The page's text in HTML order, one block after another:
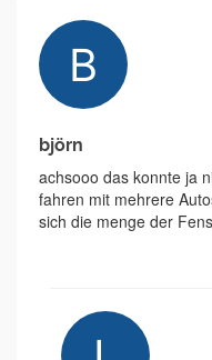
björn
achsooo das konnte ja
fahren mit mehrere
sich die menge der